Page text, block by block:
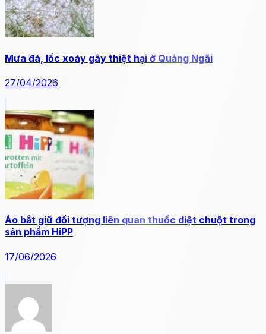
Mưa đá, lốc xoáy gây thiệt hại ở Quảng Ngãi
27/04/2026
Áo bắt giữ đối tượng liên quan thuốc diệt chuột trong
sản phẩm HiPP
17/06/2026